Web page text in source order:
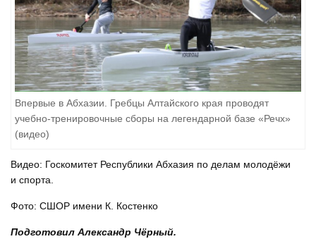
Впервые в Абхазии. Гребцы Алтайского края проводят
учебно-тренировочные сборы на легендарной базе «Речх»
(видео)
Видео: Госкомитет Республики Абхазия по делам молодёжи
и спорта.
Фото: СШОР имени К. Костенко
Подготовил Александр Чёрный.